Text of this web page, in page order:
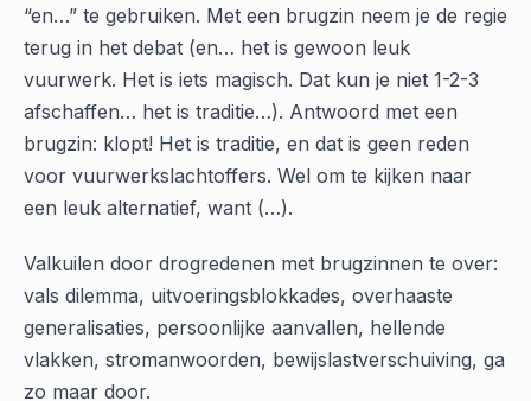
“en…” te gebruiken. Met een brugzin neem je de regie
terug in het debat (en… het is gewoon leuk
vuurwerk. Het is iets magisch. Dat kun je niet 1-2-3
afschaffen… het is traditie…). Antwoord met een
brugzin: klopt! Het is traditie, en dat is geen reden
voor vuurwerkslachtoffers. Wel om te kijken naar
een leuk alternatief, want (…).
Valkuilen door drogredenen met brugzinnen te over:
vals dilemma, uitvoeringsblokkades, overhaaste
generalisaties, persoonlijke aanvallen, hellende
vlakken, stromanwoorden, bewijslastverschuiving, ga
zo maar door.